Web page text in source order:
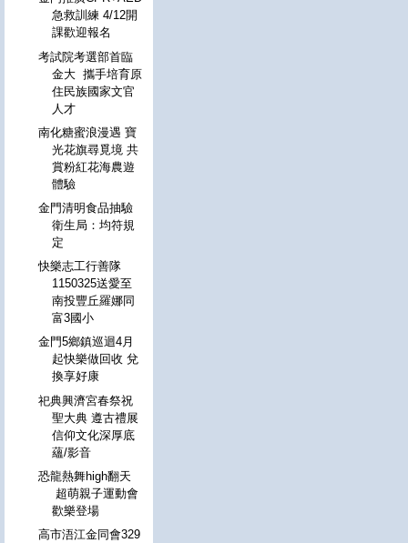
急救訓練 4/12開
課歡迎報名
考試院考選部首臨
金大 攜手培育原
住民族國家文官
人才
南化糖蜜浪漫遇 寶
光花旗尋覓境 共
賞粉紅花海農遊
體驗
金門清明食品抽驗
衛生局：均符規
定
快樂志工行善隊
1150325送愛至
南投豐丘羅娜同
富3國小
金門5鄉鎮巡迴4月
起快樂做回收 兌
換享好康
祀典興濟宮春祭祝
聖大典 遵古禮展
信仰文化深厚底
蘊/影音
恐龍熱舞high翻天
超萌親子運動會
歡樂登場
高市浯江金同會329